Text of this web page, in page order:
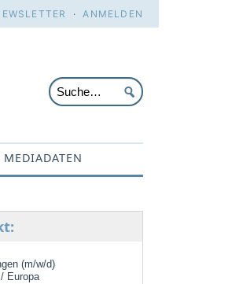
·ANMELDEN
MEDIADATEN
(m/w/d)
Europa